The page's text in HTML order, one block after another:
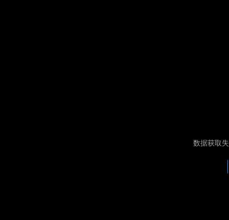
数据获取